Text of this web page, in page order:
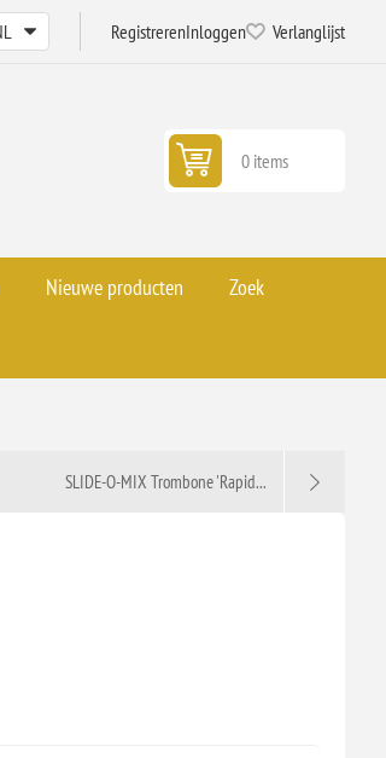
RegistrerenInloggen Verlanglijst
0 items
Nieuwe producten Zoek
SLIDE-O-MIX Trombone 'Rapid...